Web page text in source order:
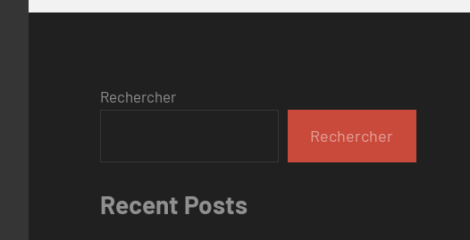
Rechercher
Rechercher
Recent Posts